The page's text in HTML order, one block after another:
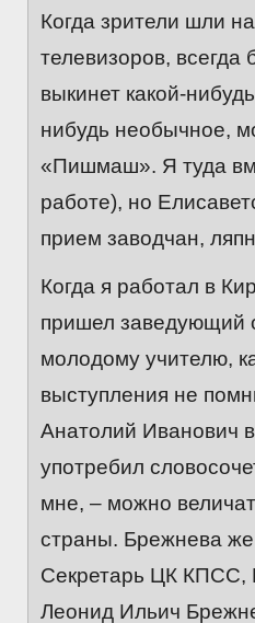
Когда зрители шли
телевизоров,
выкинет какой-
нибудь необычное,
«Пишмаш». Я туда
работе), но
прием заводчан,
Когда я работал в
пришел заведующий
молодому учителю,
выступления не
Анатолий Иванович
употребил
мне, – можно
страны. Брежнева же
Секретарь ЦК КПСС,
Леонид Ильич